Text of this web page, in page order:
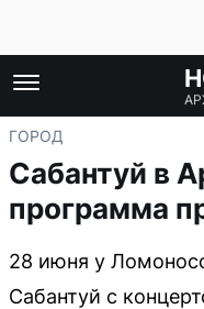
ГОРОД
Сабантуй в
программа
28 июня у
Сабантуй с